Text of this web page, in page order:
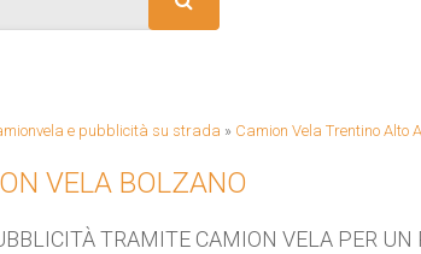
e pubblicità su strada » Camion Vela Trentino Alto
VELA BOLZANO
TRAMITE CAMION VELA PER